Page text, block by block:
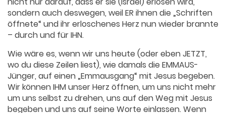
sondern auch deswegen, weil ER ihnen die „Schriften
öffnete“ und ihr erloschenes Herz nun wieder brannte
– durch und für IHN.
Wie wäre es, wenn wir uns heute (oder eben JETZT,
wo du diese Zeilen liest), wie damals die EMMAUS-
Jünger, auf einen „Emmausgang“ mit Jesus begeben.
Wir können IHM unser Herz öffnen, um uns nicht mehr
um uns selbst zu drehen, uns auf den Weg mit Jesus
begeben und uns auf seine Worte einlassen. Wenn